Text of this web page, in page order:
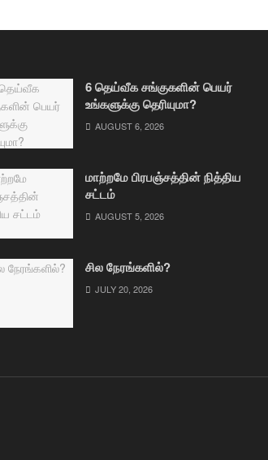
6 தெய்வீக சங்குகளின் பெயர்
உங்களுக்கு தெரியுமா?
AUGUST 6, 2026
மாற்றமே பிரபஞ்சத்தின் நித்திய
சட்டம்
AUGUST 5, 2026
சில நேரங்களில்?
JULY 20, 2026